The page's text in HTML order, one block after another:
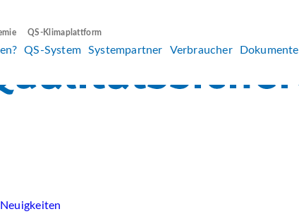
QS-Klimaplattform
QS-System Systempartner Verbraucher Dokumente
Neuigkeiten